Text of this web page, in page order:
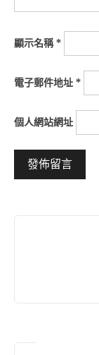
顯示名稱*
電子郵件地址 *
個人網站網址